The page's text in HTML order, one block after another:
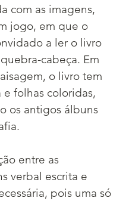
com as imagens,
jogo, em que o
a ler o livro
cabeça. Em
o livro tem
e folhas coloridas,
os antigos álbuns
entre as
verbal escrita e
pois uma só